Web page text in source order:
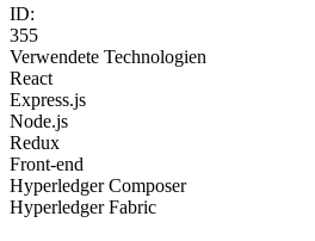
ID:
355
Verwendete Technologien
React
Express.js
Node.js
Redux
Front-end
Hyperledger Composer
Hyperledger Fabric